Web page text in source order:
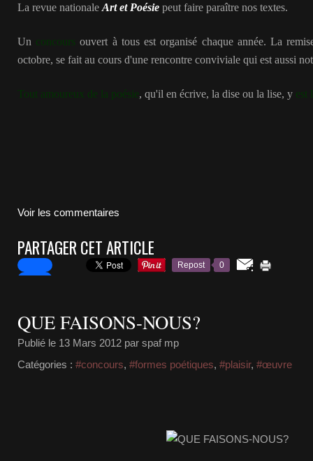
La revue nationale Art et Poésie peut faire paraître nos textes.
Un concours ouvert à tous est organisé chaque année. La
octobre, se fait au cours d'une rencontre conviviale qui est aussi
Tout amoureux de la poésie, qu'il en écrive, la dise ou la lise, y est
Voir les commentaires
PARTAGER CET ARTICLE
Repost 0
QUE FAISONS-NOUS?
Publié le 13 Mars 2012 par spaf mp
Catégories : #concours, #formes poétiques, #plaisir, #œuvre